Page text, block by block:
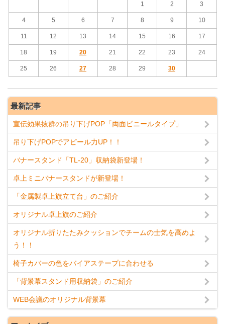
1 2 3
4 5 6 7 8 9 10
11 12 13 14 15 16 17
18 19 20 21 22 23 24
25 26 27 28 29 30
最新記事
宣伝効果抜群の吊り下げPOP「両面ビニールタイプ」
吊り下げPOPでアピール力UP！！
バナースタンド「TL-20」収納袋新登場！
卓上ミニバナースタンドが新登場！
「金属製卓上旗立て台」のご紹介
オリジナル卓上旗のご紹介
オリジナル折りたたみクッションでチームの士気を高めよ
う！！
椅子カバーの色をバイアステープに合わせる
「背景幕スタンド用収納袋」のご紹介
WEB会議のオリジナル背景幕